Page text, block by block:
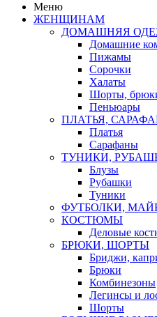
Меню
ЖЕНЩИНАМ
ДОМАШНЯЯ
Домашние
Пижамы
Сорочки
Халаты
Шорты,
Пеньюары
ПЛАТЬЯ,
Платья
Сарафаны
ТУНИКИ,
Блузы
Рубашки
Туники
ФУТБОЛКИ,
КОСТЮМЫ
Деловые
БРЮКИ, ШОРТЫ
Бриджи,
Брюки
Комбинезоны
Легинсы и
Шорты